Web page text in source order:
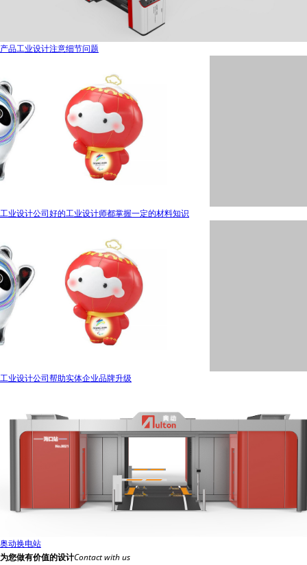
产品工业设计注意细节问题
工业设计公司好的工业设计师都掌握一定的材料知识
工业设计公司帮助实体企业品牌升级
奥动换电站
为您做有价值的设计Contact with us